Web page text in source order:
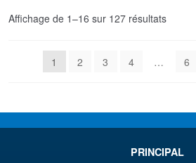
Affichage de 1–16 sur 127 résultatsTrié
récent
ancien
1 2 3 4 … 6
PRINCIPAL